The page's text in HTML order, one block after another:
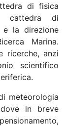
di fisica
cattedra di
e la direzione
Marina.
ricerche, anzi
scientifico
meteorologia
dove in breve